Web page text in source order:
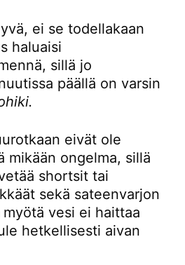
ei se todellakaan
haluaisi
sillä jo
päällä on varsin
eivät ole
mikään ongelma, sillä
shortsit tai
sekä sateenvarjon
vesi ei haittaa
hetkellisesti aivan